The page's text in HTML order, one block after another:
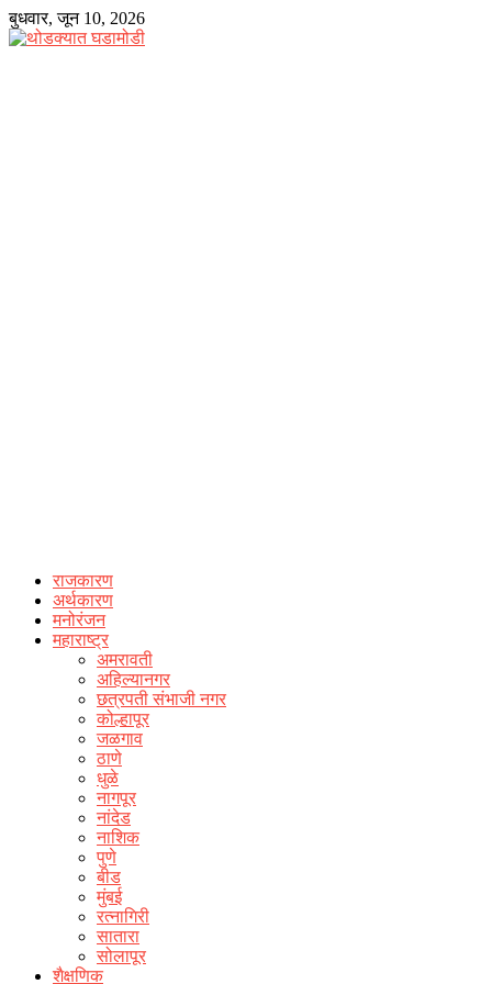
Skip
to
बुधवार, जून 10, 2026
राजकारण
अर्थकारण
मनोरंजन
महाराष्ट्र
अमरावती
अहिल्यानगर
छत्रपती संभाजी नगर
कोल्हापूर
जळगाव
ठाणे
धुळे
नागपूर
नांदेड
नाशिक
पुणे
बीड
मुंबई
रत्नागिरी
सातारा
सोलापूर
शैक्षणिक